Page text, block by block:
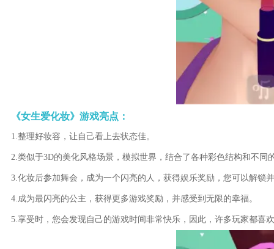
《女生爱化妆》游戏亮点：
1.整理好妆容，让自己看上去状态佳。
2.类似于3D的美化风格场景，模拟世界，结合了各种彩色结构和不同
3.化妆后参加舞会，成为一个闪亮的人，获得娱乐奖励，您可以解锁
4.成为最闪亮的公主，获得更多游戏奖励，并感受到无限的幸福。
5.享受时，您会发现自己的游戏时间非常快乐，因此，许多玩家都喜